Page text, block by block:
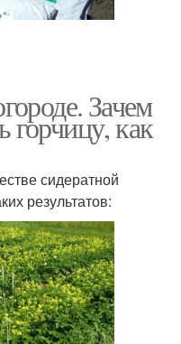
Зачем
горчицу, как
сидератной
результатов: